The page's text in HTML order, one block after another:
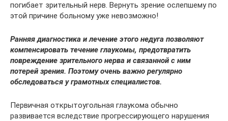
погибает зрительный нерв. Вернуть зрение ослепшему по
этой причине больному уже невозможно!
Ранняя диагностика и лечение этого недуга позволяют
компенсировать течение глаукомы, предотвратить
повреждение зрительного нерва и связанной с ним
потерей зрения. Поэтому очень важно регулярно
обследоваться у грамотных специалистов.
Первичная открытоугольная глаукома обычно
развивается вследствие прогрессирующего нарушения